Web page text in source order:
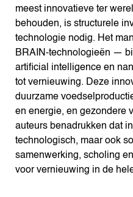
meest innovatieve ter
behouden, is structurele
technologie nodig. Het
BRAIN-technologieën —
artificial intelligence en
tot vernieuwing. Deze
duurzame
en energie, en gezondere
auteurs benadrukken dat
technologisch, maar ook
samenwerking, scholing
voor vernieuwing in de